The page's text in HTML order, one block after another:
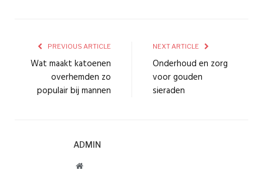
PREVIOUS ARTICLE
Wat maakt katoenen
overhemden zo
populair bij mannen
NEXT ARTICLE
Onderhoud en zorg
voor gouden
sieraden
ADMIN
Website